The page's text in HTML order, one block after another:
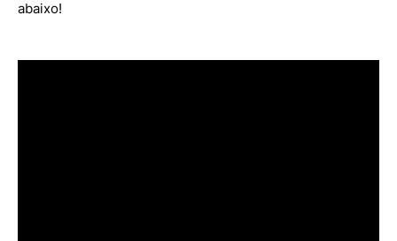
abaixo!